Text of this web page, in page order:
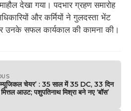
देखा गया। पदभार ग्रहण समारोह
और कर्मियों ने गुलदस्ता भेंट
उनके सफल कार्यकाल की कामना की।
चेयर’ : 35 साल में 35 DC, 33 दिन
आउट; पशुपतिनाथ मिश्रा बने नए ‘बॉस’